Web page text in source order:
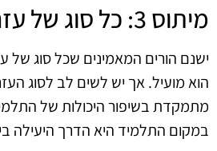
מיתוס 3: כל סוג של עזרה הוא טוב
הוא מועיל. אך יש לשים לב לסוג
מתמקדת בשיפור היכולות של
במקום התלמיד היא הדרך היעילה